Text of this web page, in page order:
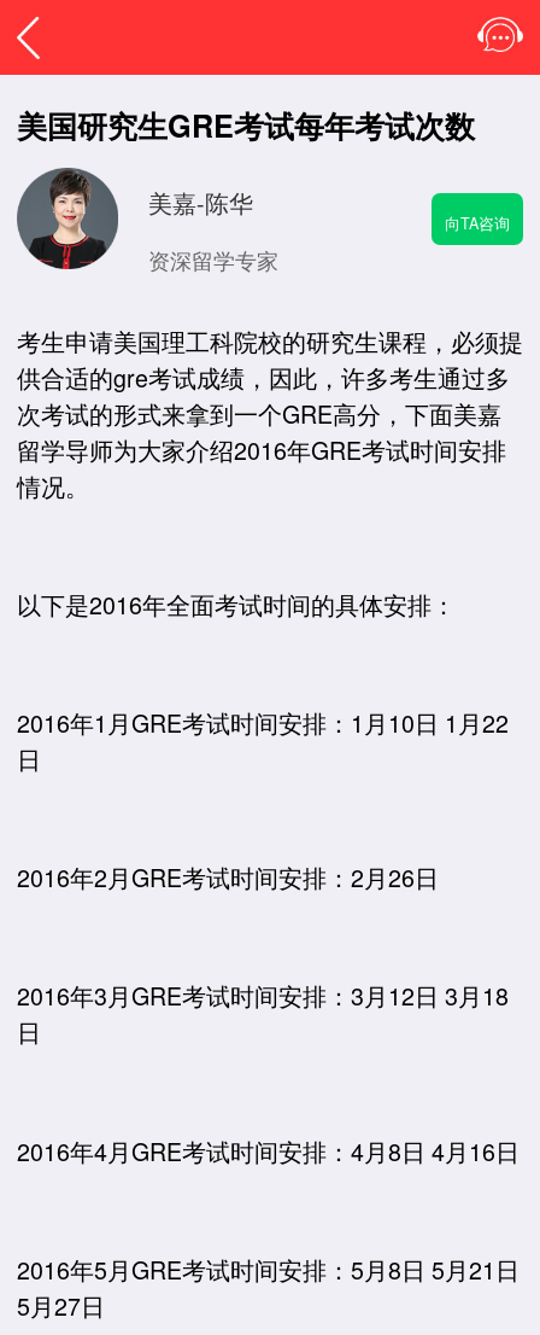
美国研究生GRE考试每年考试次数
美嘉-陈华
资深留学专家
向TA咨询
考生申请美国理工科院校的研究生课程，必须提
供合适的gre考试成绩，因此，许多考生通过多
次考试的形式来拿到一个GRE高分，下面美嘉
留学导师为大家介绍2016年GRE考试时间安排
情况。
以下是2016年全面考试时间的具体安排：
2016年1月GRE考试时间安排：1月10日 1月22
日
2016年2月GRE考试时间安排：2月26日
2016年3月GRE考试时间安排：3月12日 3月18
日
2016年4月GRE考试时间安排：4月8日 4月16日
2016年5月GRE考试时间安排：5月8日 5月21日
5月27日